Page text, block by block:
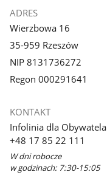
ADRES
Wierzbowa 16
35-959 Rzeszów
NIP 8131736272
Regon 000291641
KONTAKT
Infolinia dla Obywatela
+48 17 85 22 111
W dni robocze
w godzinach: 7:30-15:05